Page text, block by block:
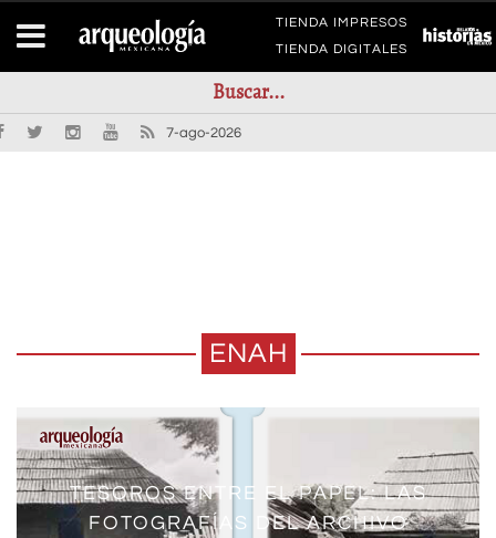
TIENDA IMPRESOS
TIENDA DIGITALES
7-ago-2026
ENAH
TESOROS ENTRE EL PAPEL: LAS
FOTOGRAFÍAS DEL ARCHIVO
CUICUILCO Y LA ESCUELA
NACIONAL DE ANTROPOLOGÍA E